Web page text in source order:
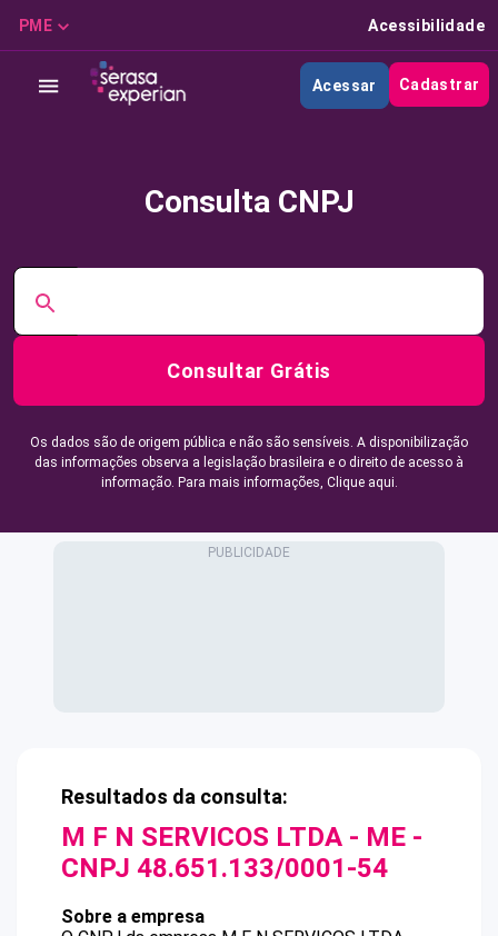
PME Acessibilidade
Acessar Cadastrar
Consulta CNPJ
Consultar Grátis
Os dados são de origem pública e não são sensíveis. A disponibilização
das informações observa a legislação brasileira e o direito de acesso à
informação. Para mais informações, Clique aqui.
Resultados da consulta:
M F N SERVICOS LTDA - ME -
CNPJ 48.651.133/0001-54
Sobre a empresa